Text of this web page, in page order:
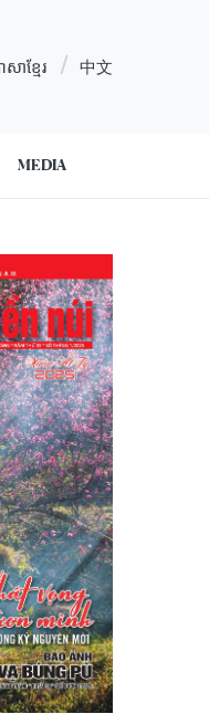
សាខ្មែរ 中文
MEDIA